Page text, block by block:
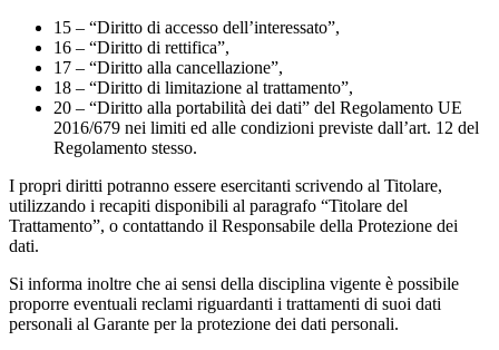
15 – “Diritto di accesso dell’interessato”,
16 – “Diritto di rettifica”,
17 – “Diritto alla cancellazione”,
18 – “Diritto di limitazione al trattamento”,
20 – “Diritto alla portabilità dei dati” del Regolamento UE
2016/679 nei limiti ed alle condizioni previste dall’art. 12 del
Regolamento stesso.
I propri diritti potranno essere esercitanti scrivendo al Titolare,
utilizzando i recapiti disponibili al paragrafo “Titolare del
Trattamento”, o contattando il Responsabile della Protezione dei
dati.
Si informa inoltre che ai sensi della disciplina vigente è possibile
proporre eventuali reclami riguardanti i trattamenti di suoi dati
personali al Garante per la protezione dei dati personali.